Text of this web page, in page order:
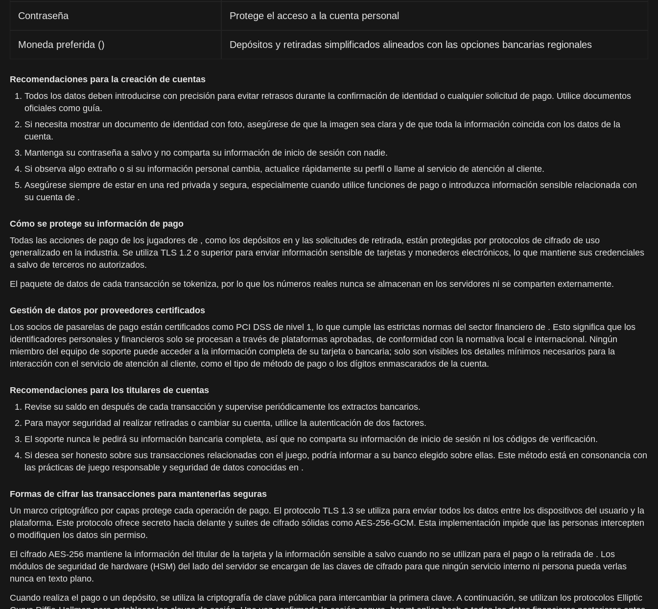
Contraseña Protege el acceso a la cuenta personal
Moneda preferida () Depósitos y retiradas simplificados alineados con las opciones bancarias regionales
Recomendaciones para la creación de cuentas
Todos los datos deben introducirse con precisión para evitar retrasos durante la confirmación de identidad o cualquier solicitud de pago. Utilice documentos
oficiales como guía.
Si necesita mostrar un documento de identidad con foto, asegúrese de que la imagen sea clara y de que toda la información coincida con los datos de la
cuenta.
Mantenga su contraseña a salvo y no comparta su información de inicio de sesión con nadie.
Si observa algo extraño o si su información personal cambia, actualice rápidamente su perfil o llame al servicio de atención al cliente.
Asegúrese siempre de estar en una red privada y segura, especialmente cuando utilice funciones de pago o introduzca información sensible relacionada con
su cuenta de .
Cómo se protege su información de pago
Todas las acciones de pago de los jugadores de , como los depósitos en y las solicitudes de retirada, están protegidas por protocolos de cifrado de uso
generalizado en la industria. Se utiliza TLS 1.2 o superior para enviar información sensible de tarjetas y monederos electrónicos, lo que mantiene sus credenciales
a salvo de terceros no autorizados.
El paquete de datos de cada transacción se tokeniza, por lo que los números reales nunca se almacenan en los servidores ni se comparten externamente.
Gestión de datos por proveedores certificados
Los socios de pasarelas de pago están certificados como PCI DSS de nivel 1, lo que cumple las estrictas normas del sector financiero de . Esto significa que los
identificadores personales y financieros solo se procesan a través de plataformas aprobadas, de conformidad con la normativa local e internacional. Ningún
miembro del equipo de soporte puede acceder a la información completa de su tarjeta o bancaria; solo son visibles los detalles mínimos necesarios para la
interacción con el servicio de atención al cliente, como el tipo de método de pago o los dígitos enmascarados de la cuenta.
Recomendaciones para los titulares de cuentas
Revise su saldo en después de cada transacción y supervise periódicamente los extractos bancarios.
Para mayor seguridad al realizar retiradas o cambiar su cuenta, utilice la autenticación de dos factores.
El soporte nunca le pedirá su información bancaria completa, así que no comparta su información de inicio de sesión ni los códigos de verificación.
Si desea ser honesto sobre sus transacciones relacionadas con el juego, podría informar a su banco elegido sobre ellas. Este método está en consonancia con
las prácticas de juego responsable y seguridad de datos conocidas en .
Formas de cifrar las transacciones para mantenerlas seguras
Un marco criptográfico por capas protege cada operación de pago. El protocolo TLS 1.3 se utiliza para enviar todos los datos entre los dispositivos del usuario y la
plataforma. Este protocolo ofrece secreto hacia delante y suites de cifrado sólidas como AES-256-GCM. Esta implementación impide que las personas intercepten
o modifiquen los datos sin permiso.
El cifrado AES-256 mantiene la información del titular de la tarjeta y la información sensible a salvo cuando no se utilizan para el pago o la retirada de . Los
módulos de seguridad de hardware (HSM) del lado del servidor se encargan de las claves de cifrado para que ningún servicio interno ni persona pueda verlas
nunca en texto plano.
Cuando realiza el pago o un depósito, se utiliza la criptografía de clave pública para intercambiar la primera clave. A continuación, se utilizan los protocolos Elliptic